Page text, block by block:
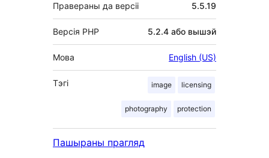
Правераны да версіі 5.5.19
Версія PHP 5.2.4 або вышэй
Мова English (US)
Тэгі image licensing
photography protection
Пашыраны прагляд